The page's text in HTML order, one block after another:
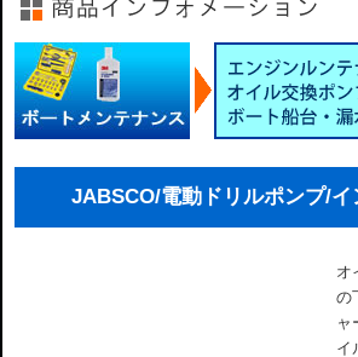
JABSCO/電動ドリルポンプ/
オ
の
ャ
イ